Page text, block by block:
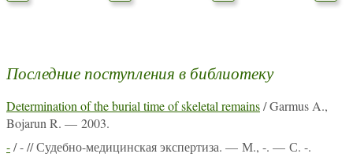
Последние поступления в библиотеку
Determination of the burial time of skeletal remains/ Garmus A.,
Bojarun R. — 2003.
-/ - // Судебно-медицинская экспертиза. — М., -. — С. -.